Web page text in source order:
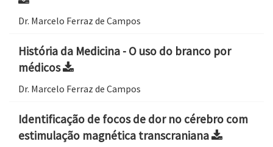
Dr. Marcelo Ferraz de Campos
História da Medicina - O uso do branco por
médicos
Dr. Marcelo Ferraz de Campos
Identificação de focos de dor no cérebro com
estimulação magnética transcraniana